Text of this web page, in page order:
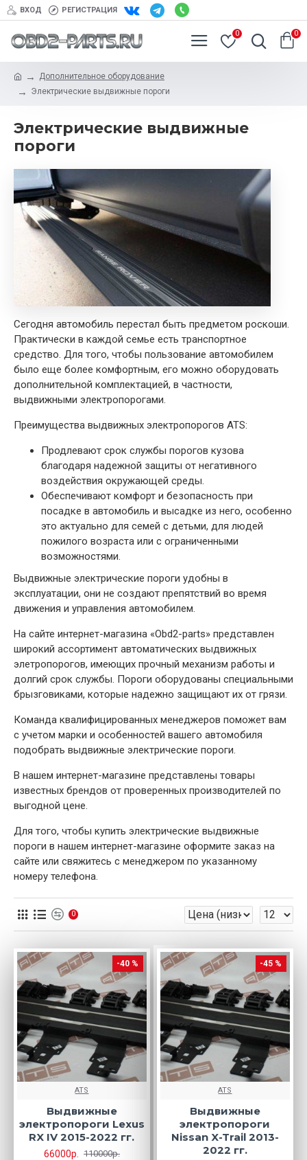
ВХОД РЕГИСТРАЦИЯ
0 0
Дополнительное оборудование
Электрические выдвижные пороги
Электрические выдвижные
пороги
Сегодня автомобиль перестал быть предметом роскоши.
Практически в каждой семье есть транспортное
средство. Для того, чтобы пользование автомобилем
было еще более комфортным, его можно оборудовать
дополнительной комплектацией, в частности,
выдвижными электропорогами.
Преимущества выдвижных электропорогов ATS:
Продлевают срок службы порогов кузова
благодаря надежной защиты от негативного
воздействия окружающей среды.
Обеспечивают комфорт и безопасность при
посадке в автомобиль и высадке из него, особенно
это актуально для семей с детьми, для людей
пожилого возраста или с ограниченными
возможностями.
Выдвижные электрические пороги удобны в
эксплуатации, они не создают препятствий во время
движения и управления автомобилем.
На сайте интернет-магазина «Оbd2-parts» представлен
широкий ассортимент автоматических выдвижных
элетропорогов, имеющих прочный механизм работы и
долгий срок службы. Пороги оборудованы специальными
брызговиками, которые надежно защищают их от грязи.
Команда квалифицированных менеджеров поможет вам
с учетом марки и особенностей вашего автомобиля
подобрать выдвижные электрические пороги.
В нашем интернет-магазине представлены товары
известных брендов от проверенных производителей по
выгодной цене.
Для того, чтобы купить электрические выдвижные
пороги в нашем интернет-магазине оформите заказ на
сайте или свяжитесь с менеджером по указанному
номеру телефона.
0
-40 %
ATS
Выдвижные
электропороги Lexus
RX IV 2015-2022 гг.
66000р. 110000р.
-45 %
ATS
Выдвижные
электропороги
Nissan X-Trail 2013-
2022 гг.